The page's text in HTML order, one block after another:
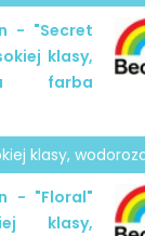
- "Secret
klasy,
farba
klasy,
- "Floral"
klasy,